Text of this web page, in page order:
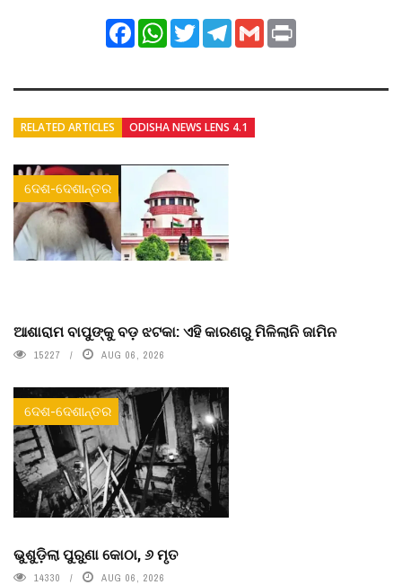
FacebookWhatsApp
TwitterTelegram
Gmail
RELATED ARTICLES ODISHA NEWS LENS 4.1
ଦେଶ-ଦେଶାନ୍ତର
ଆଶାରାମ ବାପୁଙ୍କୁ ବଡ଼ ଝଟକା: ଏହି କାରଣରୁ ମିଳିଲାନି ଜାମିନ
15227 AUG 06, 2026
ଦେଶ-ଦେଶାନ୍ତର
ଭୁଶୁଡ଼ିଲା ପୁରୁଣା କୋଠା, ୬ ମୃତ
14330 AUG 06, 2026